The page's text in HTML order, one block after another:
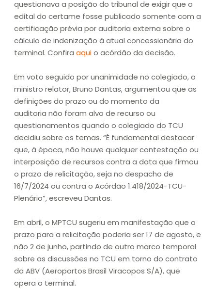
questionava a posição do tribunal de exigir que o
edital do certame fosse publicado somente com a
certificação prévia por auditoria externa sobre o
cálculo de indenização à atual concessionária do
terminal. Confira aquio acórdão da decisão.
Em voto seguido por unanimidade no colegiado, o
ministro relator, Bruno Dantas, argumentou que as
definições do prazo ou do momento da
auditoria não foram alvo de recurso ou
questionamentos quando o colegiado do TCU
decidiu sobre os temas. “É fundamental destacar
que, à época, não houve qualquer contestação ou
interposição de recursos contra a data que firmou
o prazo de relicitação, seja no despacho de
16/7/2024 ou contra o Acórdão 1.418/2024-TCU-
Plenário”, escreveu Dantas.
Em abril, o MPTCU sugeriu em manifestação que o
prazo para a relicitação poderia ser 17 de agosto, e
não 2 de junho, partindo de outro marco temporal
sobre as discussões no TCU em torno do contrato
da ABV (Aeroportos Brasil Viracopos S/A), que
opera o terminal.